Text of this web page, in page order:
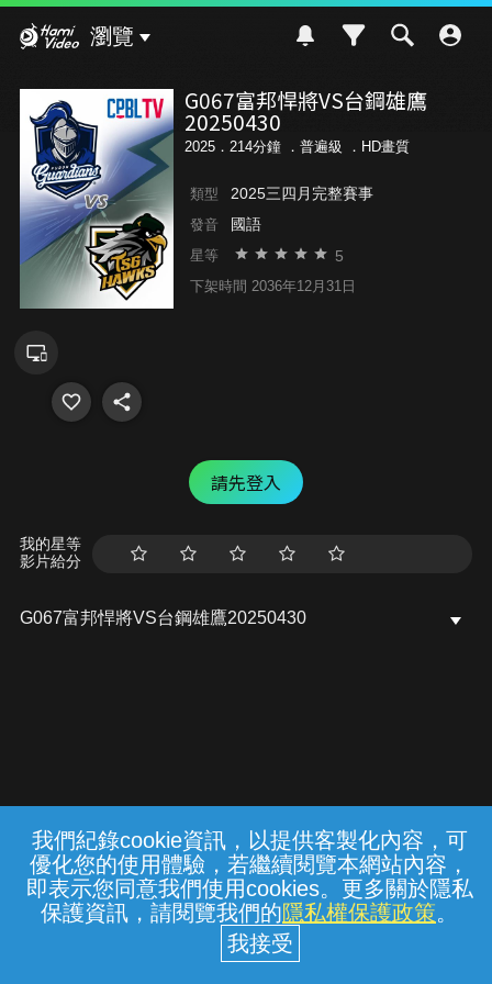
我們紀錄cookie資訊，以提供客製化內容，可
優化您的使用體驗，若繼續閱覽本網站內容，
即表示您同意我們使用cookies。更多關於隱私
保護資訊，請閱覽我們的隱私權保護政策。
瀏覽
G067富邦悍將VS台鋼雄鷹
20250430
2025．214分鐘 ． 普遍級 ．HD畫質
類型 2025三四月完整賽事
發音 國語
星等 5
下架時間 2036年12月31日
請先登入
我的星等
影片給分
G067富邦悍將VS台鋼雄鷹20250430
常見問題 線上客服 服務條款 隱私權保護
中華電信股份有限公司個人家庭分公司
(統一編號：96979949) © 2026
{{notifyMsg}}